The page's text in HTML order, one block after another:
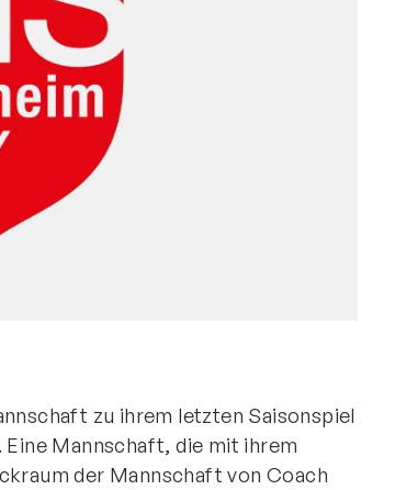
zu ihrem letzten Saisonspiel
Mannschaft, die mit ihrem
der Mannschaft von Coach
Alles zur Mitgliedschaft
Fragen & Antworten
Vereinsapp
Vereinsshop